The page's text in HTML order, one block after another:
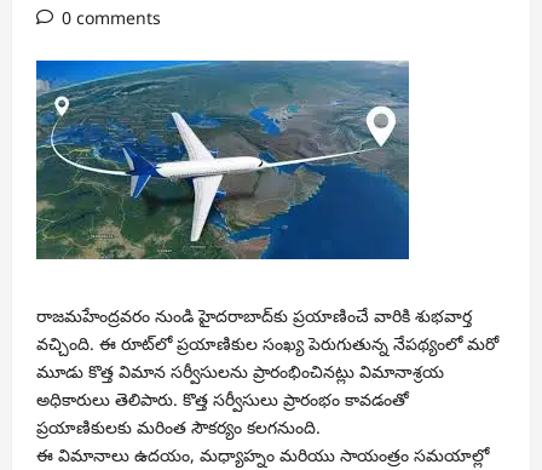
0 comments
రాజమహేంద్రవరం నుండి హైదరాబాద్‌కు ప్రయాణించే వారికి శుభవార్త
వచ్చింది. ఈ రూట్‌లో ప్రయాణికుల సంఖ్య పెరుగుతున్న నేపథ్యంలో మరో
మూడు కొత్త విమాన సర్వీసులను ప్రారంభించినట్లు విమానాశ్రయ
అధికారులు తెలిపారు. కొత్త సర్వీసులు ప్రారంభం కావడంతో
ప్రయాణికులకు మరింత సౌకర్యం కలగనుంది.
ఈ విమానాలు ఉదయం, మధ్యాహ్నం మరియు సాయంత్రం సమయాల్లో